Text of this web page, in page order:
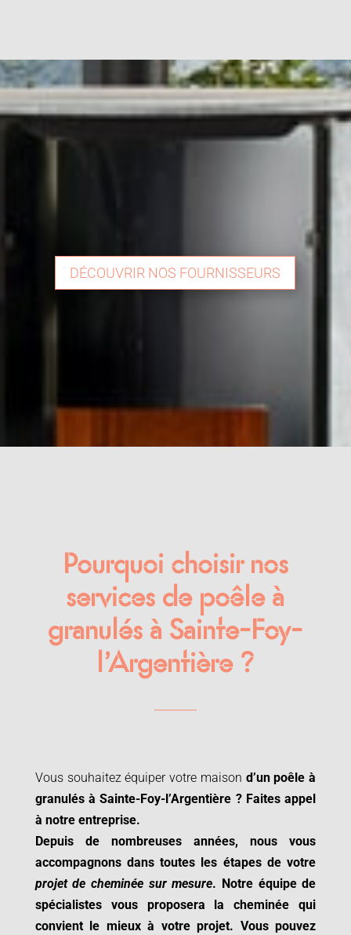
DÉCOUVRIR NOS FOURNISSEURS
Pourquoi choisir nos
services de poêle à
granulés à Sainte-Foy-
l’Argentière ?
Vous souhaitez équiper votre maison d’un poêle à
granulés à Sainte-Foy-l’Argentière ? Faites appel
à notre entreprise.
Depuis de nombreuses années, nous vous
accompagnons dans toutes les étapes de votre
projet de cheminée sur mesure. Notre équipe de
spécialistes vous proposera la cheminée qui
convient le mieux à votre projet. Vous pouvez